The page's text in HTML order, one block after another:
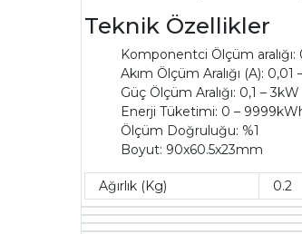
Teknik Özellikler
Komponentci Ölçüm aralığı:
Akım Ölçüm Aralığı (A): 0,01
Güç Ölçüm Aralığı: 0,1 – 3kW
Enerji Tüketimi: 0 –
Ölçüm Doğruluğu: %1
Boyut: 90x60.5x23mm
Ağırlık (Kg) 0.2